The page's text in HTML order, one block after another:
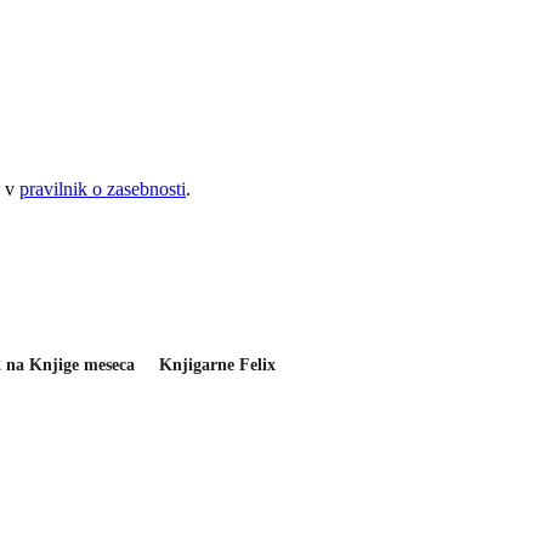
v pravilnik o zasebnosti.
na Knjige meseca Knjigarne Felix